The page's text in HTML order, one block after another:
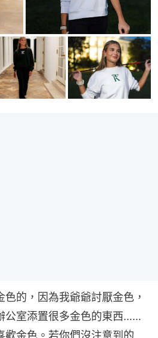
的，因為我爺爺討厭金色，
公室添置很多金色的東西……